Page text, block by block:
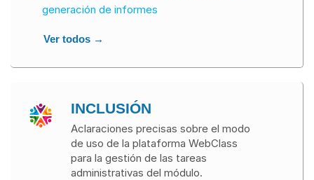
generación de informes
Ver todos →
INCLUSIÓN
Aclaraciones precisas sobre el modo
de uso de la plataforma WebClass
para la gestión de las tareas
administrativas del módulo.